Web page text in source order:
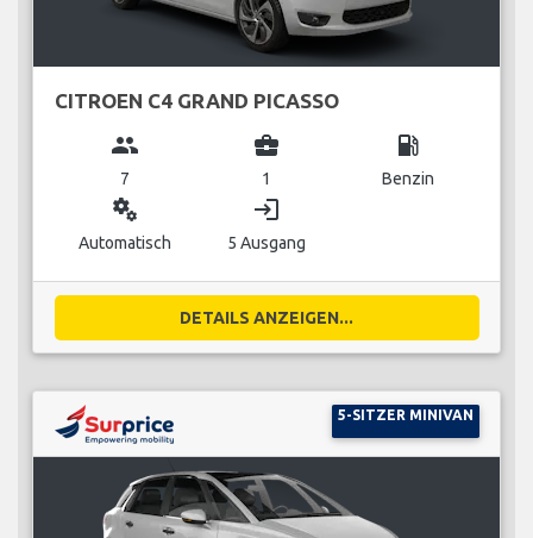
CITROEN C4 GRAND PICASSO
group
7
business_center
1
local_gas_station
Benzin
miscellaneous_services
Automatisch
login
5 Ausgang
DETAILS ANZEIGEN...
5-SITZER MINIVAN